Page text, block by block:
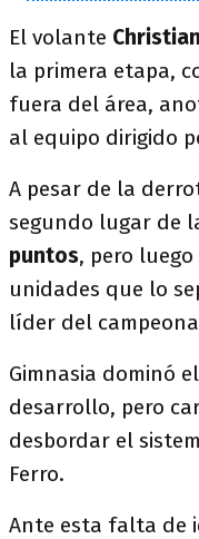
El volante
la primera etapa,
fuera del área,
al equipo dirigido
A pesar de la
segundo lugar de
puntos, pero
unidades que lo
líder del
Gimnasia dominó
desarrollo, pero
desbordar el
Ferro.
Ante esta falta de